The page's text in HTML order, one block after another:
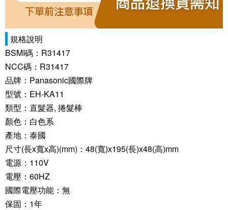
規格說明
BSMI碼：R31417
NCC碼：R31417
品牌：Panasonic國際牌
型號：EH-KA11
類型：直髮器, 捲髮棒
顏色：白色系
產地：泰國
尺寸(長x寬x高)(mm)：48(寬)x195(長)x48(高)mm
電源：110V
電壓：60HZ
國際電壓功能：無
保固：1年